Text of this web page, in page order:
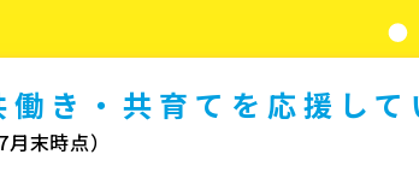
き・共育てを応援して
末時点）